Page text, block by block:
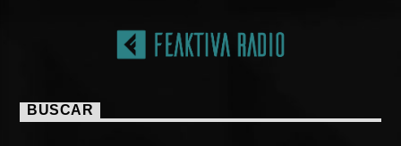
BUSCAR